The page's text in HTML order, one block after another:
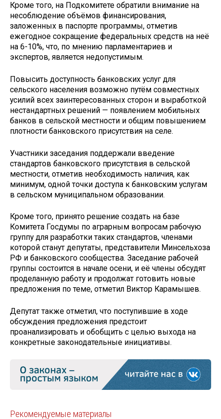
Кроме того, на Подкомитете обратили внимание на
несоблюдение объёмов финансирования,
заложенных в паспорте программы, отметив
ежегодное сокращение федеральных средств на неё
на 6-10%, что, по мнению парламентариев и
экспертов, является недопустимым.
Повысить доступность банковских услуг для
сельского населения возможно путём совместных
усилий всех заинтересованных сторон и выработкой
нестандартных решений — появлением мобильных
банков в сельской местности и общим повышением
плотности банковского присутствия на селе.
Участники заседания поддержали введение
стандартов банковского присутствия в сельской
местности, отметив необходимость наличия, как
минимум, одной точки доступа к банковским услугам
в сельском муниципальном образовании.
Кроме того, принято решение создать на базе
Комитета Госдумы по аграрным вопросам рабочую
группу для разработки таких стандартов, членами
которой станут депутаты, представители Минсельхоза
РФ и банковского сообщества. Заседание рабочей
группы состоится в начале осени, и её члены обсудят
проделанную работу и продолжат готовить новые
предложения по теме, отметил Виктор Карамышев.
Депутат также отметил, что поступившие в ходе
обсуждения предложения предстоит
проанализировать и обобщить с целью выхода на
конкретные законодательные инициативы.
Рекомендуемые материалы